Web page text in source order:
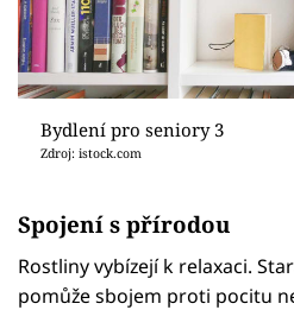
Bydlení pro seniory 3
Zdroj: istock.com
Spojení s přírodou
Rostliny vybízejí k relaxaci.
pomůže sbojem proti pocitu